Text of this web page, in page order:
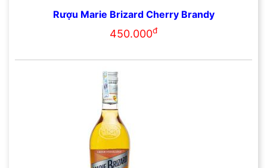
Rượu Marie Brizard Cherry Brandy
450.000đ